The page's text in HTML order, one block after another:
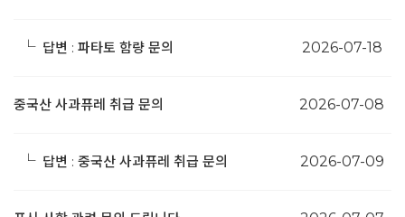
└ 답변 : 파타토 함량 문의 2026-07-18
중국산 사과퓨레 취급 문의 2026-07-08
└ 답변 : 중국산 사과퓨레 취급 문의 2026-07-09